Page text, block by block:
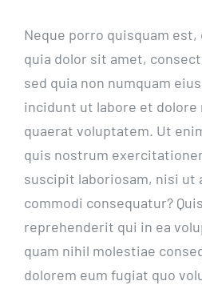
Neque porro quisquam
quia dolor sit amet,
sed quia non numquam
incidunt ut labore et dolore
quaerat voluptatem. Ut
quis nostrum
suscipit laboriosam, nisi ut
commodi consequatur?
reprehenderit qui in ea
quam nihil molestiae
dolorem eum fugiat quo